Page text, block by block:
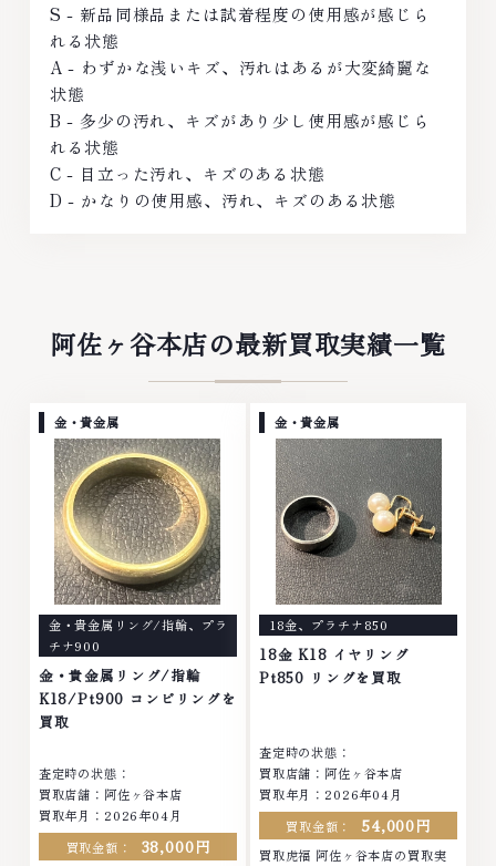
S - 新品同様品または試着程度の使用感が感じら
れる状態
A - わずかな浅いキズ、汚れはあるが大変綺麗な
状態
B - 多少の汚れ、キズがあり少し使用感が感じら
れる状態
C - 目立った汚れ、キズのある状態
D - かなりの使用感、汚れ、キズのある状態
阿佐ヶ谷本店の最新買取実績一覧
金・貴金属
金・貴金属リング/指輪、 プラ
チナ900
金・貴金属リング/指輪
K18/Pt900 コンビリングを
買取
査定時の状態：
買取店舗：阿佐ヶ谷本店
買取年月：2026年04月
買取金額：
38,000円
金・貴金属
18金、 プラチナ850
18金 K18 イヤリング
Pt850 リングを買取
査定時の状態：
買取店舗：阿佐ヶ谷本店
買取年月：2026年04月
買取金額：
54,000円
買取虎福 阿佐ヶ谷本店の買取実